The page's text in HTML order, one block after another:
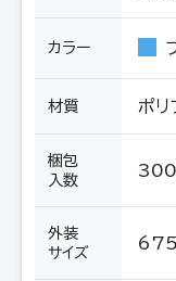
カラー
材質 ポリ
梱包
入数
外装
サイズ